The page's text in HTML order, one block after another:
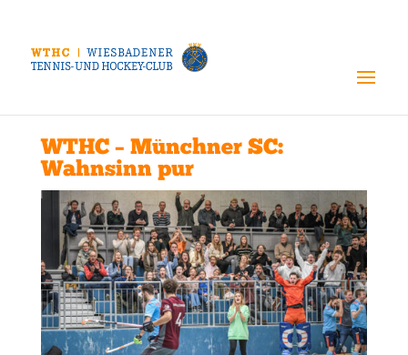
WTHC – Münchner SC:
Wahnsinn pur